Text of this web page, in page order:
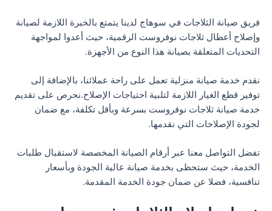
فريق صيانة الثلاجات في سوهاج لدينا يتمتع بالخبرة اللازمة لصيانة
وإصلاح أعطال ثلاجات نوفروست الرقمية، حيث أعدوا لمواجهة
التحديات المتعلقة بصيانة هذا النوع من الأجهزة.
نقدم خدمة صيانة منزلية تعمل على راحة عملائنا، بالإضافة إلى
توفير قطع الغيار اللازمة لتلبية احتياجات الإصلاح.نحرص على تقديم
خدمة صيانة ثلاجات نوفروست بسرعة وبأقل تكلفة، مع ضمان
لجودة الإصلاحات التي نقدمها.
تفضل التواصل معنا عبر أرقام الصيانة المخصصة لاستقبال طلبات
الخدمة، حيث ستحظى بخدمة صيانة عالية الجودة وبأسعار
تنافسية، فضلا عن ضمان جودة الخدمة المقدمة.